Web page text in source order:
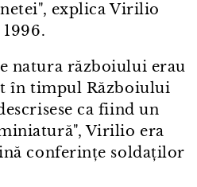
explica Virilio
natura războiului erau
în timpul Războiului
ca fiind un
Virilio era
conferințe soldaților